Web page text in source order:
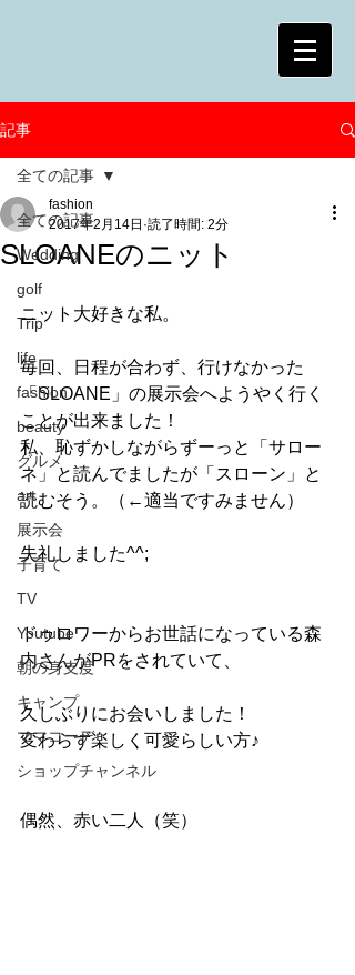
記事
全ての記事
Wedding
golf
Trip
life
fashion
beauty
グルメ
art
展示会
子育て
TV
Youtube
朝の身支度
キャンプ
ママコーデ
ショップチャンネル
全ての記事
SLOANEのニット
fashion
2017年2月14日 読了時間: 2分
ニット大好きな私。
毎回、日程が合わず、行けなかった
「SLOANE」の展示会へようやく行く
ことが出来ました！
私、恥ずかしながらずーっと「サロー
ネ」と読んでましたが「スローン」と
読むそう。（←適当ですみません）
失礼しました^^;
ドゥロワーからお世話になっている森
内さんがPRをされていて、
久しぶりにお会いしました！
変わらず楽しく可愛らしい方♪
偶然、赤い二人（笑）